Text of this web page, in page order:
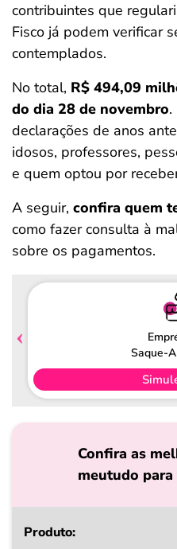
contribuintes que
Fisco já podem verificar
contemplados.
No total, R$ 494,09
do dia 28 de novembro.
declarações de anos
idosos, professores,
e quem optou por
A seguir, confira quem
como fazer consulta à
sobre os pagamentos.
Saque-
Confira as
meutudo para
Produto